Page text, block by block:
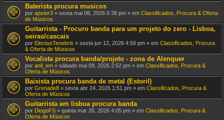
Baterista procura musicos
por apster3 » sexta mai 08, 2026 6:38 pm » em Classificados, Procura & Oferta
de Músicos
Guitarrista - Procuro banda para um projeto do zero - Lisboa,
oeiras/cascais
por ElectusTenebris » sexta jun 12, 2026 4:56 pm » em Classificados, Procura
& Oferta de Músicos
Vocalista procura banda/projeto - zona de Alenquer
por anil_em » sábado mai 09, 2026 2:52 pm » em Classificados, Procura &
Oferta de Músicos
Baixista procura banda de metal (Estoril)
por Grenade8 » sexta abr 24, 2026 1:51 pm » em Classificados, Procura &
Oferta de Músicos
Guitarrista em lisboa procura banda
por DiogoFS » quinta mar 26, 2026 4:05 pm » em Classificados, Procura &
Oferta de Músicos